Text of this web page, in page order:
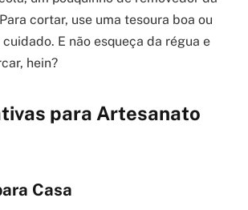
cortar, use uma tesoura boa ou
E não esqueça da régua e
hein?
para Artesanato
Casa